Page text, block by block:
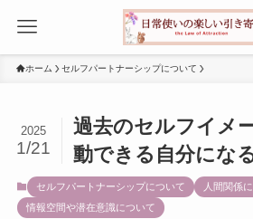
ホーム セルフパートナーシップについて
過去のセルフイメ
動できる自分にな
2025
1/21
セルフパートナーシップについて
人間関係
情報空間や潜在意識について